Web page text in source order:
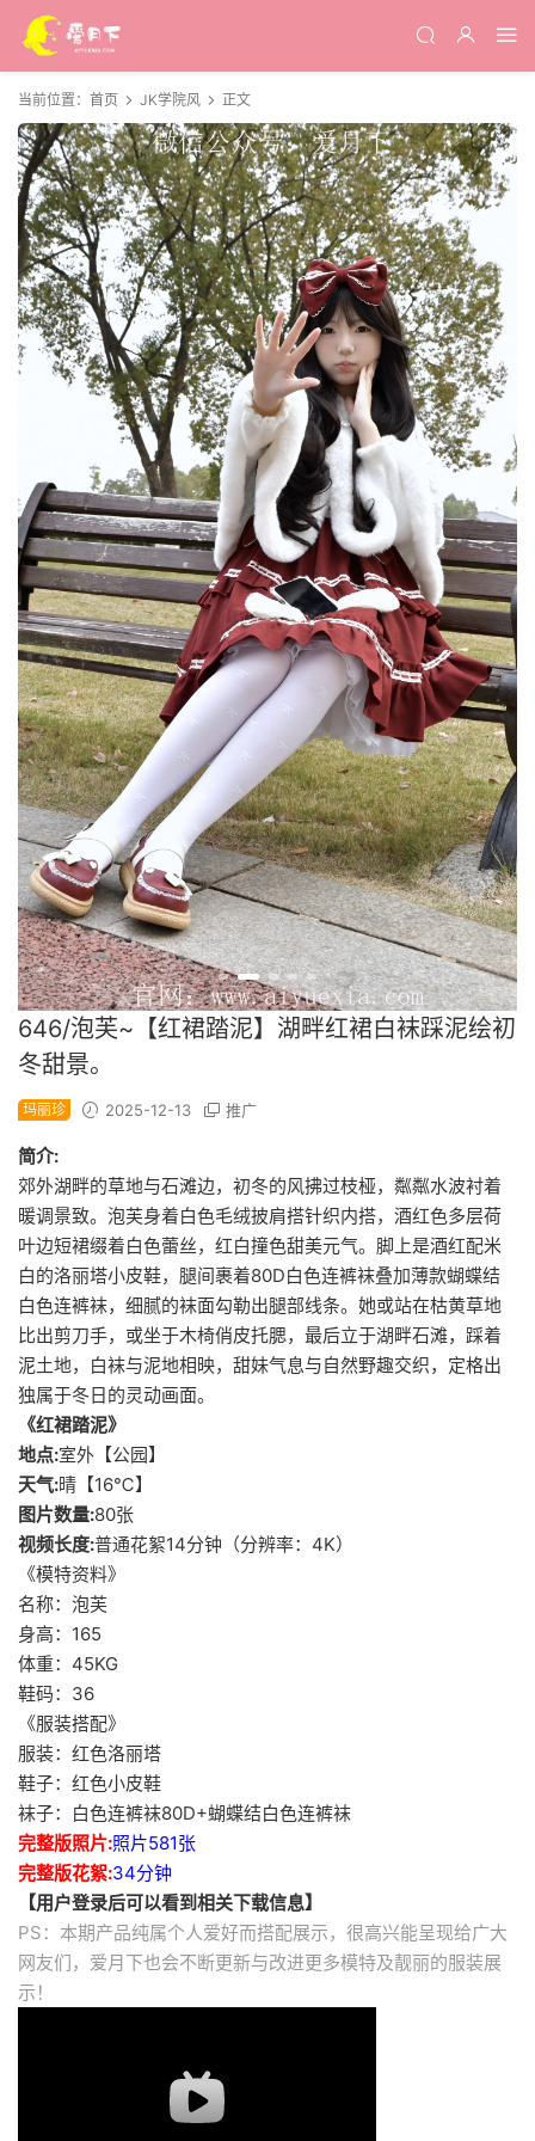
当前位置： 首页 JK学院风 正文
646/泡芙~【红裙踏泥】湖畔红裙白袜踩泥绘初
冬甜景。
玛丽珍 2025-12-13 推广
简介:
郊外湖畔的草地与石滩边，初冬的风拂过枝桠，粼粼水波衬着
暖调景致。泡芙身着白色毛绒披肩搭针织内搭，酒红色多层荷
叶边短裙缀着白色蕾丝，红白撞色甜美元气。脚上是酒红配米
白的洛丽塔小皮鞋，腿间裹着80D白色连裤袜叠加薄款蝴蝶结
白色连裤袜，细腻的袜面勾勒出腿部线条。她或站在枯黄草地
比出剪刀手，或坐于木椅俏皮托腮，最后立于湖畔石滩，踩着
泥土地，白袜与泥地相映，甜妹气息与自然野趣交织，定格出
独属于冬日的灵动画面。
《红裙踏泥》
地点:室外【公园】
天气:晴【16℃】
图片数量:80张
视频长度:普通花絮14分钟（分辨率：4K）
《模特资料》
名称：泡芙
身高：165
体重：45KG
鞋码：36
《服装搭配》
服装：红色洛丽塔
鞋子：红色小皮鞋
袜子：白色连裤袜80D+蝴蝶结白色连裤袜
完整版照片:照片581张
完整版花絮:34分钟
【用户登录后可以看到相关下载信息】
PS：本期产品纯属个人爱好而搭配展示，很高兴能呈现给广大
网友们，爱月下也会不断更新与改进更多模特及靓丽的服装展
示！